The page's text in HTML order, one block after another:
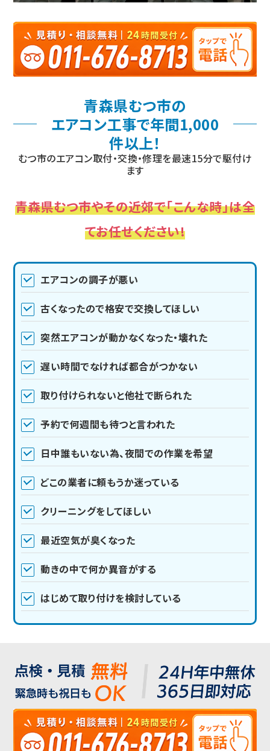
青森県むつ市の
エアコン工事で年間1,000
件以上！
むつ市のエアコン取付・交換・修理を最速15分で駆付け
ます
青森県むつ市やその近郊で「こんな時」は全
てお任せください!
エアコンの調子が悪い
古くなったので格安で交換してほしい
突然エアコンが動かなくなった・壊れた
遅い時間でなければ都合がつかない
取り付けられないと他社で断られた
予約で何週間も待つと言われた
日中誰もいない為、夜間での作業を希望
どこの業者に頼もうか迷っている
クリーニングをしてほしい
最近空気が臭くなった
動きの中で何か異音がする
はじめて取り付けを検討している